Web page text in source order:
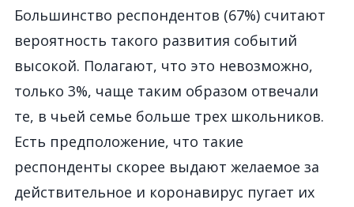
Большинство респондентов (67%) считают
вероятность такого развития событий
высокой. Полагают, что это невозможно,
только 3%, чаще таким образом отвечали
те, в чьей семье больше трех школьников.
Есть предположение, что такие
респонденты скорее выдают желаемое за
действительное и коронавирус пугает их